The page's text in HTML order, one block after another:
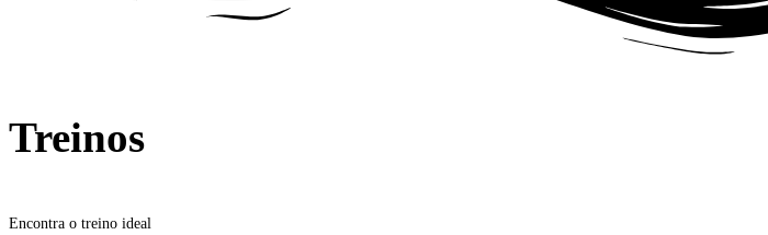
Treinos
Encontra o treino ideal